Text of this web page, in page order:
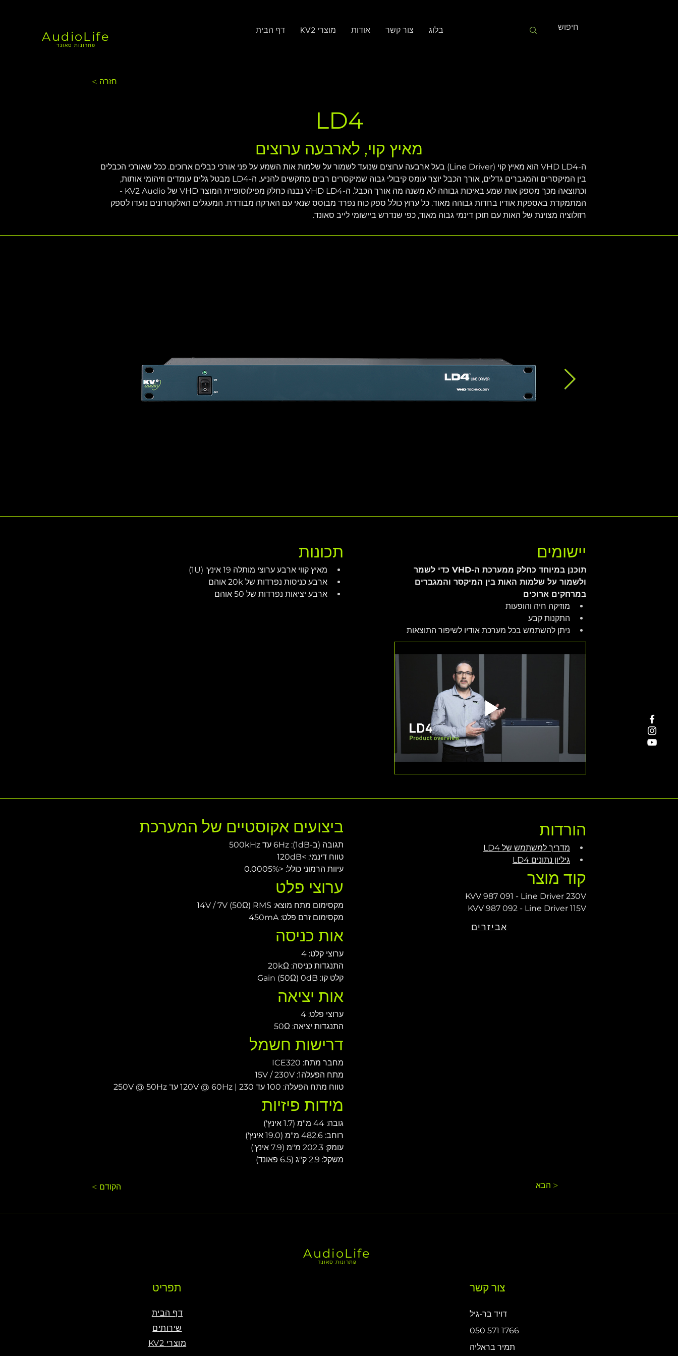
AudioLife
פתרונות סאונד
דף הבית KV2 מוצרי אודות צור קשר בלוג
< חזרה
LD4
מאיץ קוי, לארבעה ערוצים
ה-VHD LD4 הוא מאיץ קוי (Line Driver) בעל ארבעה ערוצים שנועד לשמור על שלמות אות השמע על פני אורכי כבלים ארוכים. ככל שאורכי הכבלים
בין המיקסרים והמגברים גדלים, אורך הכבל יוצר עומס קיבולי גבוה שמיקסרים רבים מתקשים להניע. ה-LD4 מבטל גלים עומדים וזיהומי אותות,
וכתוצאה מכך מספק אות שמע באיכות גבוהה לא משנה מה אורך הכבל. ה-VHD LD4 נבנה כחלק מפילוסופיית המוצר VHD של KV2 Audio -
המתמקדת באספקת אודיו בחדות גבוהה מאוד. כל ערוץ כולל ספק כוח נפרד מבוסס שנאי עם הארקה מבודדת. המעגלים האלקטרונים נועדו לספק
רזולוציה מצוינת של האות עם תוכן דינמי גבוה מאוד, כפי שנדרש ביישומי לייב סאונד.
תכונות
מאיץ קווי ארבע ערוצי מותלה 19 אינץ' (1U)
ארבע כניסות נפרדות של 20k אוהם
ארבע יציאות נפרדות של 50 אוהם
יישומים
תוכנן במיוחד כחלק ממערכת ה-VHD כדי לשמר
ולשמור על שלמות האות בין המיקסר והמגברים
במרחקים ארוכים
מוזיקה חיה והופעות
התקנות קבע
ניתן להשתמש בכל מערכת אודיו לשיפור התוצאות
ביצועים אקוסטיים של המערכת
תגובה (ב-6Hz :(1dB עד 500kHz
טווח דינמי: >120dB
עיוות הרמוני כולל: <0.0005%
ערוצי פלט
מקסימום מתח מוצא: 14V / 7V (50Ω) RMS
מקסימום זרם פלט: 450mA
אות כניסה
ערוצי קלט: 4
התנגדות כניסה: 20kΩ
קלט קו: Gain (50Ω) 0dB
אות יציאה
ערוצי פלט: 4
התנגדות יציאה: 50Ω
דרישות חשמל
מחבר מתח: ICE320
מתח הפעלה1: 15V / 230V
טווח מתח הפעלה: 100 עד 120V @ 60Hz | 230 עד 250V @ 50Hz
מידות פיזיות
גובה: 44 מ"מ (1.7 אינץ')
רוחב: 482.6 מ"מ (19.0 אינץ')
עומק: 202.3 מ"מ (7.9 אינץ')
משקל: 2.9 ק"ג (6.5 פאונד)
הורדות
מדריך למשתמש של LD4
גיליון נתונים LD4
קוד מוצר
KVV 987 091 - Line Driver 230V
KVV 987 092 - Line Driver 115V
אביזרים
< הקודם הבא >
AudioLife
פתרונות סאונד
תפריט
דף הבית
שירותים
KV2 מוצרי
צור קשר
דויד בר-גיל
050 571 1766
תמיר בראליה